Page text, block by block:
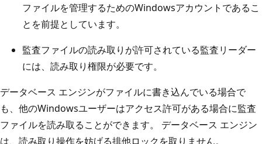
ファイルを管理するためのWindowsアカウントであるこ
とを前提としています。
監査ファイルの読み取りが許可されている監査リーダー
には、読み取り権限が必要です。
データベース エンジンがファイルに書き込んでいる場合で
も、他のWindowsユーザーはアクセス許可がある場合に監査
ファイルを読み取ることができます。 データベース エンジン
は、読み取り操作を妨げる排他ロックを取りません。